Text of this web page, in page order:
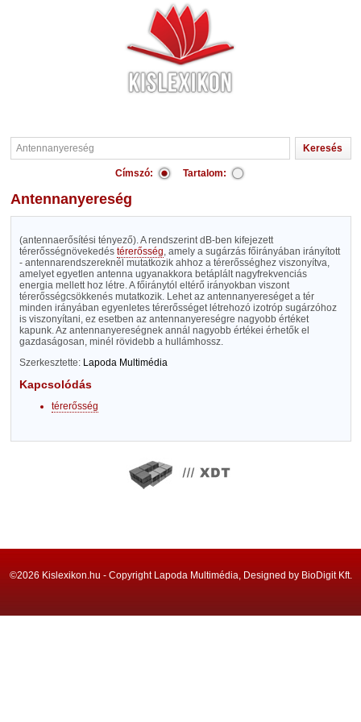
Címszó: Tartalom:
Antennanyereség
(antennaerősítési tényező). A rendszerint dB-ben kifejezett
térerősségnövekedés térerősség, amely a sugárzás főirányában irányított
- antennarendszereknél mutatkozik ahhoz a térerősséghez viszonyítva,
amelyet egyetlen antenna ugyanakkora betáplált nagyfrekvenciás
energia mellett hoz létre. A főiránytól eltérő irányokban viszont
térerősségcsökkenés mutatkozik. Lehet az antennanyereséget a tér
minden irányában egyenletes térerősséget létrehozó izotróp sugárzóhoz
is viszonyítani, ez esetben az antennanyereségre nagyobb értéket
kapunk. Az antennanyereségnek annál nagyobb értékei érhetők el
gazdaságosan, minél rövidebb a hullámhossz.
Szerkesztette: Lapoda Multimédia
Kapcsolódás
térerősség
©2026 Kislexikon.hu - Copyright Lapoda Multimédia, Designed by BioDigit Kft.